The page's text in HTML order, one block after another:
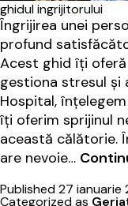
ghidul ingrijitorului
Îngrijirea unei
profund
Acest ghid îți
gestiona stresul și
Hospital,
îți oferim sprijinul
această călătorie.
are nevoie…
Published27 ianuarie
Categorized as